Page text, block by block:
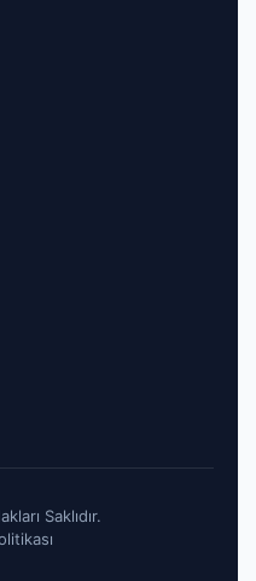
Saklıdır.